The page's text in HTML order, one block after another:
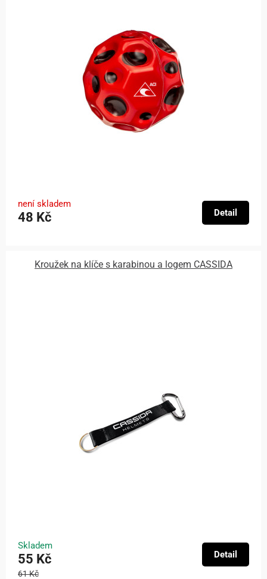
není skladem
48 Kč Detail
Kroužek na klíče s karabinou a logem CASSIDA
Skladem
55 Kč
61 Kč
Detail